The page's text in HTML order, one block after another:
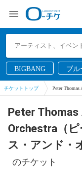
BIGBANG ブル
チケットトップ Peter
Peter Thomas
Orchestra（
ス・アンド・
のチケット